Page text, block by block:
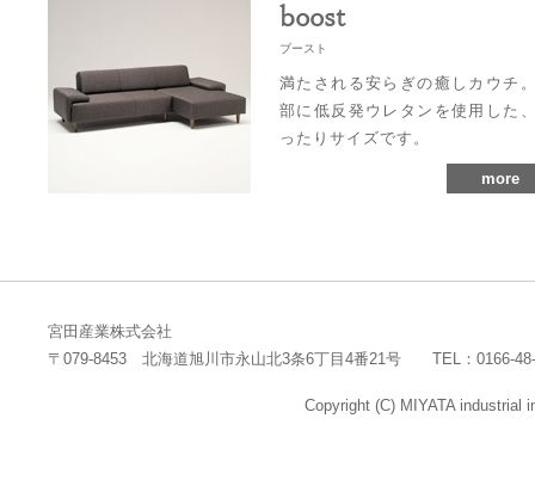
boost
ブースト
満たされる安らぎの癒しカウチ
部に低反発ウレタンを使用した
ったりサイズです。
more
宮田産業株式会社
〒079-8453 北海道旭川市永山北3条6丁目4番21号 TEL：0166-
Copyright (C) MIYATA industrial